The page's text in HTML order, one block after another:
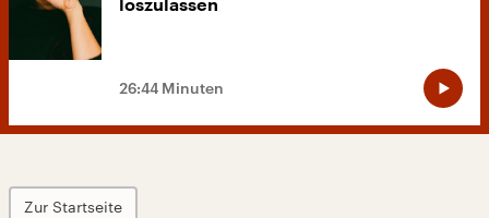
loszulassen
26:44 Minuten
Zur Startseite